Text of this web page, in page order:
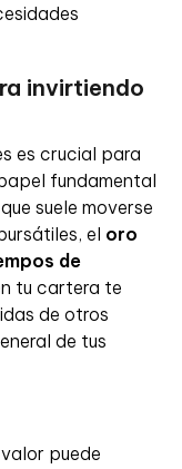
invirtiendo
es crucial para
fundamental
suele moverse
el oro
de
tu cartera te
de otros
de tus
puede